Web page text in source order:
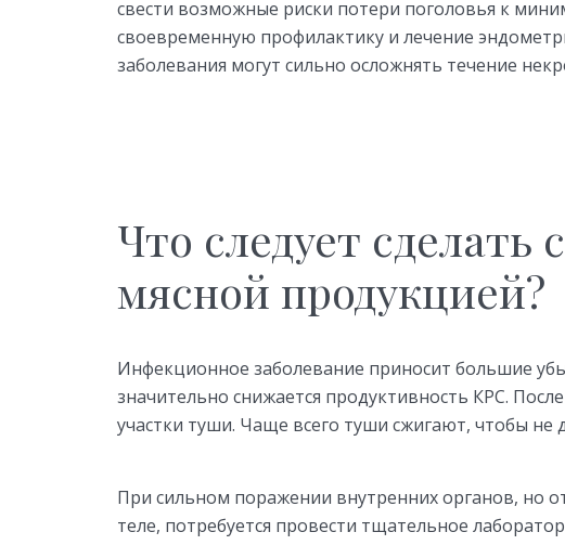
свести возможные риски потери поголовья к
своевременную профилактику и лечение
заболевания могут сильно осложнять течение
Что следует сделать
мясной продукцией?
Инфекционное заболевание приносит большие
значительно снижается продуктивность КРС.
участки туши. Чаще всего туши сжигают, чтобы не
При сильном поражении внутренних органов, но
теле, потребуется провести тщательное